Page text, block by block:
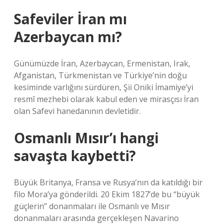
Safeviler İran mı
Azerbaycan mı?
Günümüzde İran, Azerbaycan, Ermenistan, Irak,
Afganistan, Türkmenistan ve Türkiye’nin doğu
kesiminde varlığını sürdüren, Şii Oniki İmamiye’yi
resmî mezhebi olarak kabul eden ve mirasçısı İran
olan Safevi hanedanının devletidir.
Osmanlı Mısır’ı hangi
savaşta kaybetti?
Büyük Britanya, Fransa ve Rusya’nın da katıldığı bir
filo Mora’ya gönderildi. 20 Ekim 1827’de bu “büyük
güçlerin” donanmaları ile Osmanlı ve Mısır
donanmaları arasında gerçekleşen Navarino